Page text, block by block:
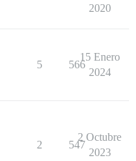
2020
5 566
15 Enero
2024
2 547
2 Octubre
2023